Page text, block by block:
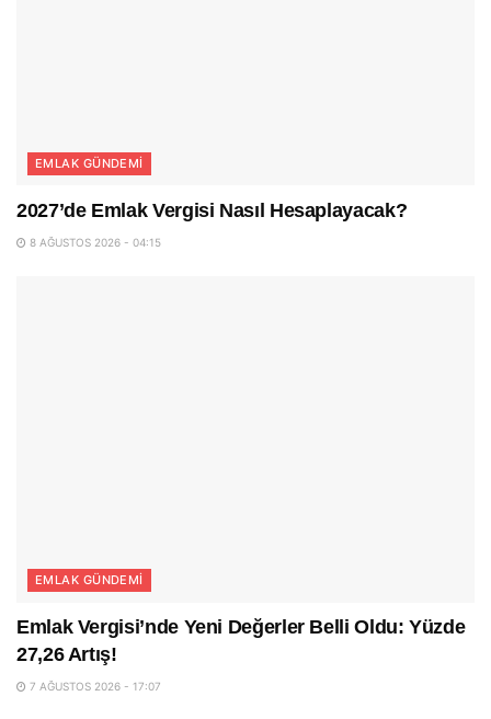
EMLAK GÜNDEMI
2027’de Emlak Vergisi Nasıl Hesaplayacak?
8 AĞUSTOS 2026 - 04:15
EMLAK GÜNDEMI
Emlak Vergisi’nde Yeni Değerler Belli Oldu: Yüzde
27,26 Artış!
7 AĞUSTOS 2026 - 17:07